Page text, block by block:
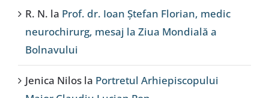
R. N. la Prof. dr. Ioan Ștefan Florian, medic
neurochirurg, mesaj la Ziua Mondială a
Bolnavului
Jenica Nilos la Portretul Arhiepiscopului